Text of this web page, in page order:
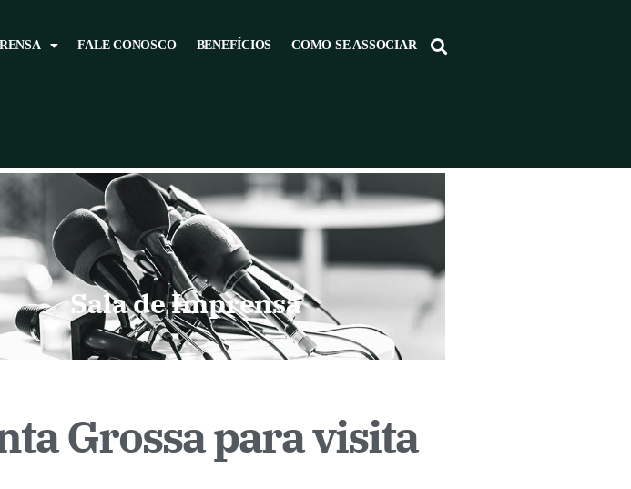
FALE CONOSCO BENEFÍCIOS COMO SE ASSOCIAR
Sala de Imprensa
Grossa para visita